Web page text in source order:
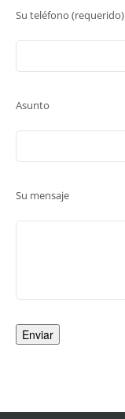
Su teléfono (requerido)
Asunto
Su mensaje